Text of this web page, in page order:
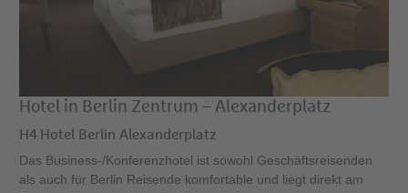
Hotel in Berlin Zentrum – Alexanderplatz
H4 Hotel Berlin Alexanderplatz
Das Business-/Konferenzhotel ist sowohl Geschäftsreisenden
als auch für Berlin Reisende komfortable und liegt direkt am